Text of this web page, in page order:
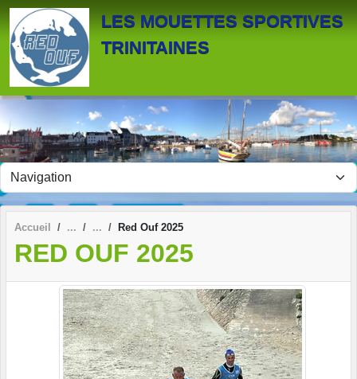
LES MOUETTES SPORTIVES
TRINITAINES
Accueil Red Ouf 2025
RED OUF 2025
Panneau de gestion des cookies